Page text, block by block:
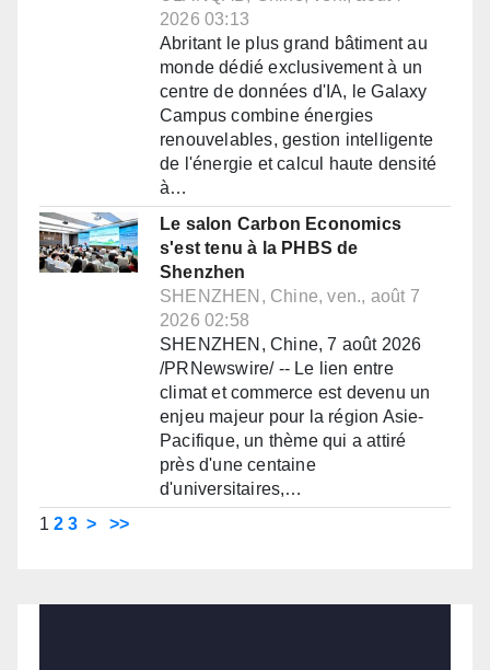
2026 03:13
Abritant le plus grand bâtiment au
monde dédié exclusivement à un
centre de données d'IA, le Galaxy
Campus combine énergies
renouvelables, gestion intelligente
de l'énergie et calcul haute densité
à…
Le salon Carbon Economics
s'est tenu à la PHBS de
Shenzhen
SHENZHEN, Chine, ven., août 7
2026 02:58
SHENZHEN, Chine, 7 août 2026
/PRNewswire/ -- Le lien entre
climat et commerce est devenu un
enjeu majeur pour la région Asie-
Pacifique, un thème qui a attiré
près d'une centaine
d'universitaires,…
1 2 3 > >>